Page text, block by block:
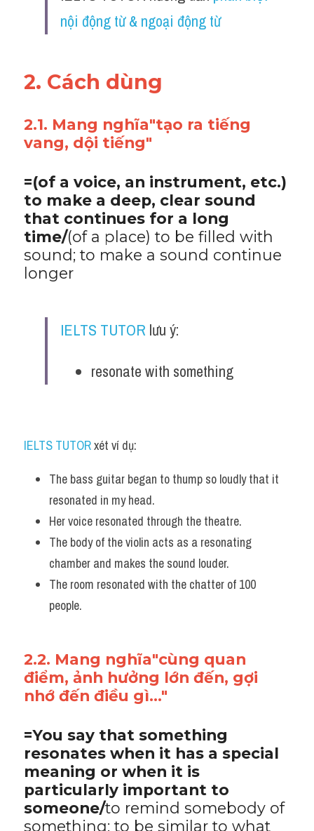
nội động từ & ngoại động từ
2. Cách dùng
2.1. Mang nghĩa"tạo ra tiếng
vang, dội tiếng"
=(of a voice, an instrument, etc.)
to make a deep, clear sound
that continues for a long
time/(of a place) to be filled with
sound; to make a sound continue
longer
IELTS TUTOR lưu ý:
resonate with something
IELTS TUTOR xét ví dụ:
The bass guitar began to thump so loudly that it
resonated in my head.
Her voice resonated through the theatre.
The body of the violin acts as a resonating
chamber and makes the sound louder.
The room resonated with the chatter of 100
people.
2.2. Mang nghĩa"cùng quan
điểm, ảnh hưởng lớn đến, gợi
nhớ đến điều gì..."
=You say that something
resonates when it has a special
meaning or when it is
particularly important to
someone/to remind somebody of
something; to be similar to what